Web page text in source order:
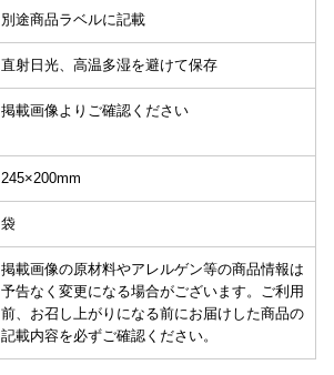
別途商品ラベルに記載
直射日光、高温多湿を避けて保存
掲載画像よりご確認ください
245×200mm
袋
掲載画像の原材料やアレルゲン等の商品情報は
予告なく変更になる場合がございます。ご利用
前、お召し上がりになる前にお届けした商品の
記載内容を必ずご確認ください。